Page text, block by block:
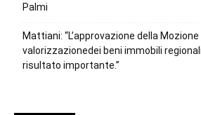
Palmi
Mattiani: “L’approvazione della
valorizzazionedei beni immobili regionali
risultato importante.”